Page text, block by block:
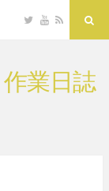
Twitter
YouTube
RSS
業日誌